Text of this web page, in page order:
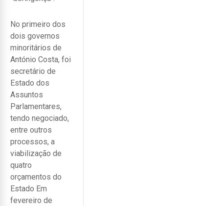
No primeiro dos
dois governos
minoritários de
António Costa, foi
secretário de
Estado dos
Assuntos
Parlamentares,
tendo negociado,
entre outros
processos, a
viabilização de
quatro
orçamentos do
Estado Em
fevereiro de